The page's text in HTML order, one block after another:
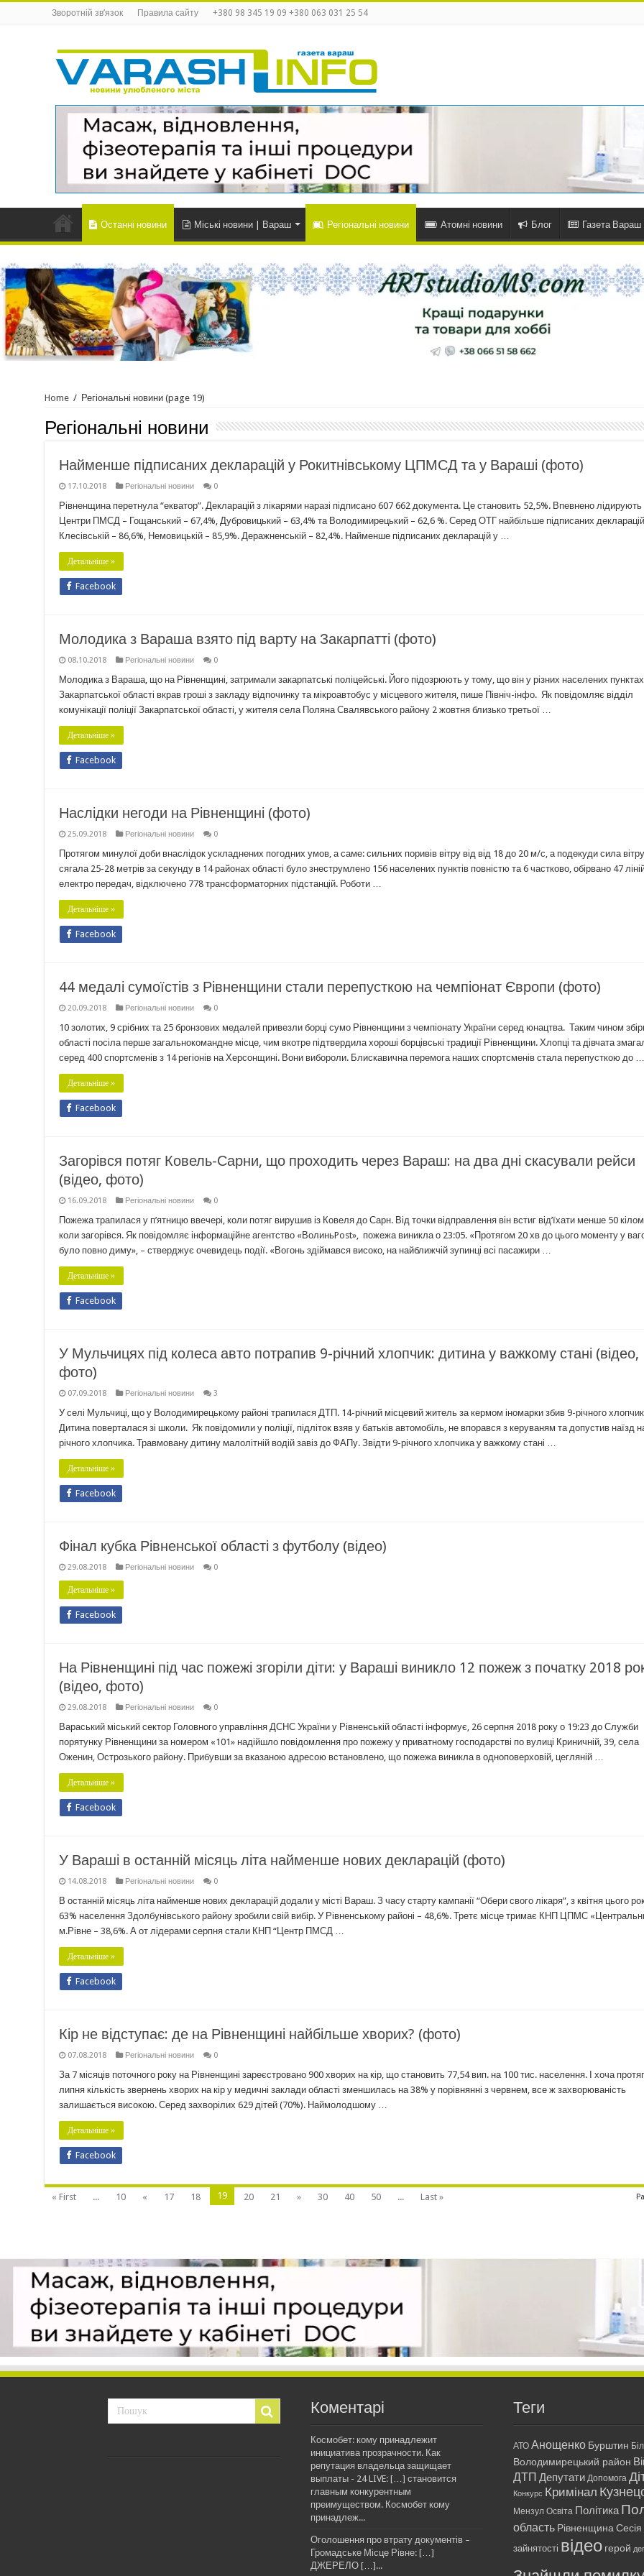
Зворотній зв’язок Правила сайту +380 98 345 19 09 +380 063 031 25 54
Останні новини Міські новини | Вараш Регіональні новини Атомні новини Блог Газета Вараш
Home / Регіональні новини (page 19)
Регіональні новини
Найменше підписаних декларацій у Рокитнівському ЦПМСД та у Вараші (фото)
17.10.2018 Регіональні новини 0
Рівненщина перетнула “екватор”. Декларацій з лікарями наразі підписано 607 662 документа. Це становить 52,5%. Впевнено лідирують
Центри ПМСД – Гощанський – 67,4%, Дубровицький – 63,4% та Володимирецький – 62,6 %. Серед ОТГ найбільше підписаних
Клесівській – 86,6%, Немовицькій – 85,9%. Деражненській – 82,4%. Найменше підписаних декларацій у …
Детальніше »
Facebook
Молодика з Вараша взято під варту на Закарпатті (фото)
08.10.2018 Регіональні новини 0
Молодика з Вараша, що на Рівненщині, затримали закарпатські поліцейські. Його підозрюють у тому, що він у різних населених пунктах
Закарпатської області вкрав гроші з закладу відпочинку та мікроавтобус у місцевого жителя, пише Північ-інфо. Як повідомляє відділ
комунікації поліції Закарпатської області, у жителя села Поляна Свалявського району 2 жовтня близько третьої …
Детальніше »
Facebook
Наслідки негоди на Рівненщині (фото)
25.09.2018 Регіональні новини 0
Протягом минулої доби внаслідок ускладнених погодних умов, а саме: сильних поривів вітру від від 18 до 20 м/с, а подекуди сила вітру
сягала 25-28 метрів за секунду в 14 районах області було знеструмлено 156 населених пунктів повністю та 6 частково, обірвано 47
електро передач, відключено 778 трансформаторних підстанцій. Роботи …
Детальніше »
Facebook
44 медалі сумоїстів з Рівненщини стали перепусткою на чемпіонат Європи (фото)
20.09.2018 Регіональні новини 0
10 золотих, 9 срібних та 25 бронзових медалей привезли борці сумо Рівненщини з чемпіонату України серед юнацтва. Таким чином
області посіла перше загальнокомандне місце, чим вкотре підтвердила хороші борцівські традиції Рівненщини. Хлопці та дівчата
серед 400 спортсменів з 14 регіонів на Херсонщині. Вони вибороли. Блискавична перемога наших спортсменів стала перепусткою до …
Детальніше »
Facebook
Загорівся потяг Ковель-Сарни, що проходить через Вараш: на два дні скасували рейси
(відео, фото)
16.09.2018 Регіональні новини 0
Пожежа трапилася у п’ятницю ввечері, коли потяг вирушив із Ковеля до Сарн. Від точки відправлення він встиг від’їхати менше 50
коли загорівся. Як повідомляє інформаційне агентство «ВолиньPost», пожежа виникла о 23:05. «Протягом 20 хв до цього моменту у
було повно диму», – стверджує очевидець події. «Вогонь здіймався високо, на найближчій зупинці всі пасажири …
Детальніше »
Facebook
У Мульчицях під колеса авто потрапив 9-річний хлопчик: дитина у важкому стані (відео,
фото)
07.09.2018 Регіональні новини 3
У селі Мульчиці, що у Володимирецькому районі трапилася ДТП. 14-річний місцевий житель за кермом іномарки збив 9-річного
Дитина поверталася зі школи. Як повідомили у поліції, підліток взяв у батьків автомобіль, не впорався з керуваням та допустив наїзд
річного хлопчика. Травмовану дитину малолітній водій завіз до ФАПу. Звідти 9-річного хлопчика у важкому стані …
Детальніше »
Facebook
Фінал кубка Рівненської області з футболу (відео)
29.08.2018 Регіональні новини 0
Детальніше »
Facebook
На Рівненщині під час пожежі згоріли діти: у Вараші виникло 12 пожеж з початку 2018
(відео, фото)
29.08.2018 Регіональні новини 0
Вараський міський сектор Головного управління ДСНС України у Рівненській області інформує, 26 серпня 2018 року о 19:23 до Служби
порятунку Рівненщини за номером «101» надійшло повідомлення про пожежу у приватному господарстві по вулиці Криничній, 39, села
Оженин, Острозького району. Прибувши за вказаною адресою встановлено, що пожежа виникла в одноповерховій, цегляній …
Детальніше »
Facebook
У Вараші в останній місяць літа найменше нових декларацій (фото)
14.08.2018 Регіональні новини 0
В останній місяць літа найменше нових декларацій додали у місті Вараш. З часу старту кампанії “Обери свого лікаря”, з квітня цього
63% населення Здолбунівського району зробили свій вибір. У Рівненському районі – 48,6%. Третє місце тримає КНП ЦПМС
м.Рівне – 38,6%. А от лідерами серпня стали КНП “Центр ПМСД …
Детальніше »
Facebook
Кір не відступає: де на Рівненщині найбільше хворих? (фото)
07.08.2018 Регіональні новини 0
За 7 місяців поточного року на Рівненщині зареєстровано 900 хворих на кір, що становить 77,54 вип. на 100 тис. населення. І хоча
липня кількість звернень хворих на кір у медичні заклади області зменшилась на 38% у порівнянні з червнем, все ж захворюваність
залишається високою. Серед захворілих 629 дітей (70%). Наймолодшому …
Детальніше »
Facebook
« First ... 10 « 17 18 19 20 21 » 30 40 50 ... Last »
Коментарі
Космобет: кому принадлежит
инициатива прозрачности. Как
репутация владельца защищает
выплаты - 24 LIVE: […] становится
главным конкурентным
преимуществом. Космобет кому
принадлеж...
Оголошення про втрату документів –
Громадське Місце Рівне: […]
ДЖЕРЕЛО […]...
Теги
АТО Анощенко Бурштин
Володимирецький район
ДТП Депутати Допомога
Конкурс Кримінал
Мензул Освіта Політика
область Рівненщина Сесія
зайнятості відео герой